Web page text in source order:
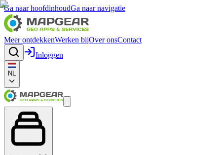
Ga naar hoofdinhoudGa naar navigatie
Meer ontdekkenWerken bijOver onsContact
Inloggen
NL